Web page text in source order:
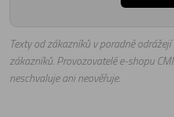
Texty od zákazníků v poradně
zákazníků. Provozovatelé e-shopu
neschvaluje ani neověřuje.